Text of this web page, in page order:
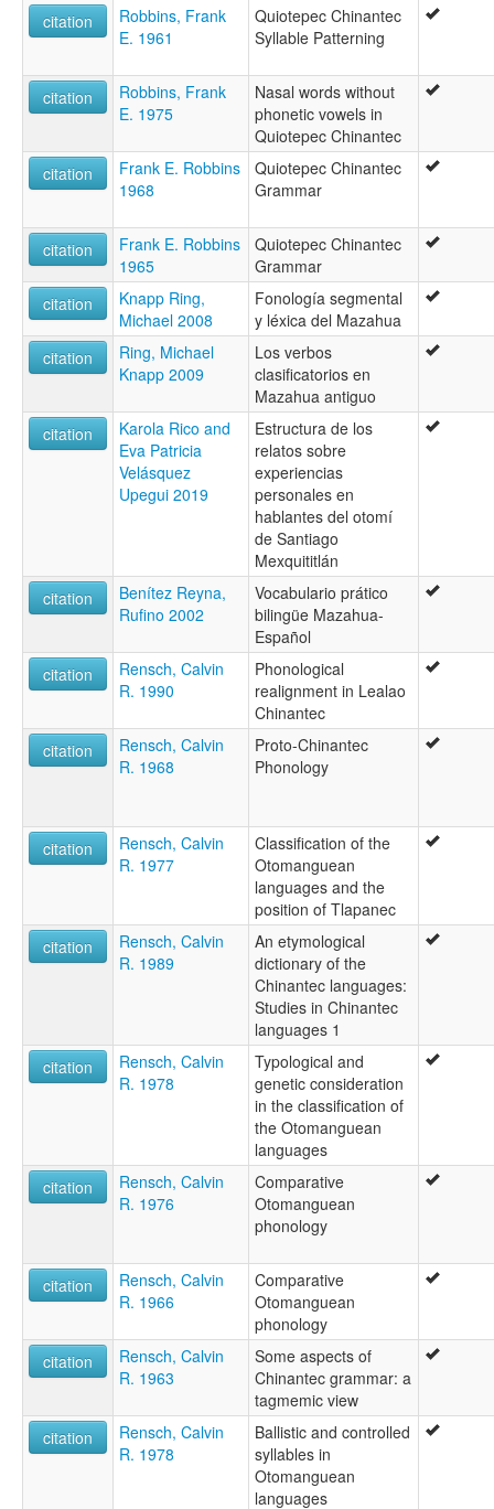
citation
Robbins, Frank
E. 1961
Quiotepec Chinantec
Syllable Patterning
citation
Robbins, Frank
E. 1975
Nasal words without
phonetic vowels in
Quiotepec Chinantec
citation
Frank E. Robbins
1968
Quiotepec Chinantec
Grammar
citation
Frank E. Robbins
1965
Quiotepec Chinantec
Grammar
citation
Knapp Ring,
Michael 2008
Fonología segmental
y léxica del Mazahua
citation
Ring, Michael
Knapp 2009
Los verbos
clasificatorios en
Mazahua antiguo
citation
Karola Rico and
Eva Patricia
Velásquez
Upegui 2019
Estructura de los
relatos sobre
experiencias
personales en
hablantes del otomí
de Santiago
Mexquititlán
citation
Benítez Reyna,
Rufino 2002
Vocabulario prático
bilingüe Mazahua-
Español
citation
Rensch, Calvin
R. 1990
Phonological
realignment in Lealao
Chinantec
citation
Rensch, Calvin
R. 1968
Proto-Chinantec
Phonology
citation
Rensch, Calvin
R. 1977
Classification of the
Otomanguean
languages and the
position of Tlapanec
citation
Rensch, Calvin
R. 1989
An etymological
dictionary of the
Chinantec languages:
Studies in Chinantec
languages 1
citation
Rensch, Calvin
R. 1978
Typological and
genetic consideration
in the classification of
the Otomanguean
languages
citation
Rensch, Calvin
R. 1976
Comparative
Otomanguean
phonology
citation
Rensch, Calvin
R. 1966
Comparative
Otomanguean
phonology
citation
Rensch, Calvin
R. 1963
Some aspects of
Chinantec grammar: a
tagmemic view
citation
Rensch, Calvin
R. 1978
Ballistic and controlled
syllables in
Otomanguean
languages